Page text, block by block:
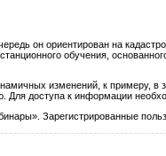
он ориентирован на
обучения,
изменений, к примеру, в
доступа к информации
Зарегистрированные польз